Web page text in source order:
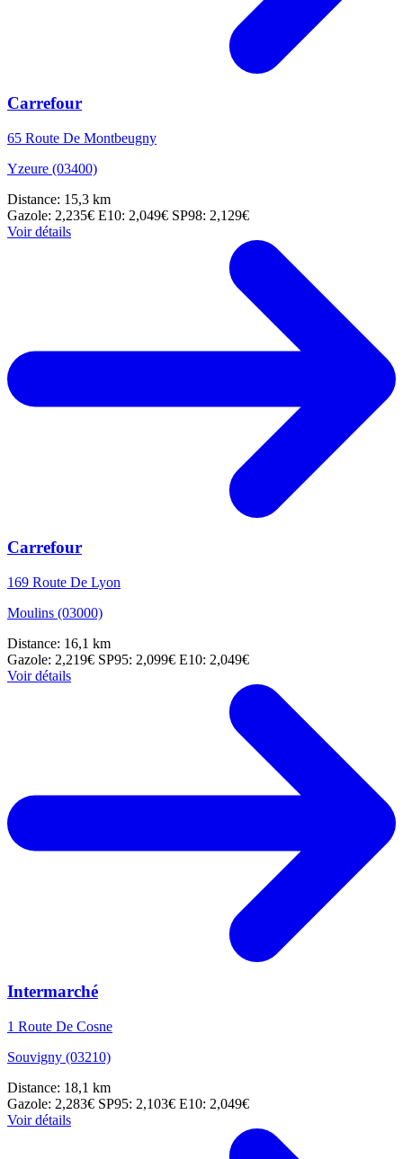
Carrefour
65 Route De Montbeugny
Yzeure (03400)
Distance: 15,3 km
Gazole: 2,235€ E10: 2,049€ SP98: 2,129€
Voir détails
Carrefour
169 Route De Lyon
Moulins (03000)
Distance: 16,1 km
Gazole: 2,219€ SP95: 2,099€ E10: 2,049€
Voir détails
Intermarché
1 Route De Cosne
Souvigny (03210)
Distance: 18,1 km
Gazole: 2,283€ SP95: 2,103€ E10: 2,049€
Voir détails